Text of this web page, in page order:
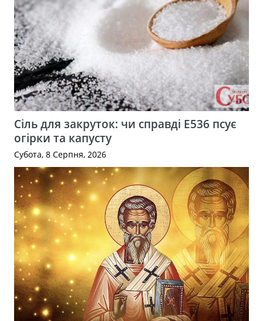
Сіль для закруток: чи справді Е536 псує
огірки та капусту
Субота, 8 Серпня, 2026